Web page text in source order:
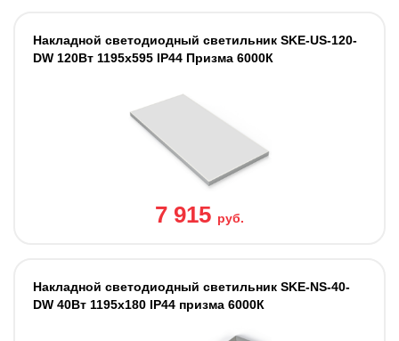
Накладной светодиодный светильник SKE-US-120-
DW 120Вт 1195х595 IP44 Призма 6000К
7 915 руб.
Накладной светодиодный светильник SKE-NS-40-
DW 40Вт 1195х180 IP44 призма 6000К